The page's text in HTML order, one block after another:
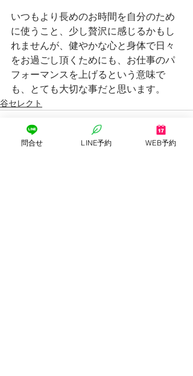
いつもより長めのお時間を自分のため
に使うこと、少し贅沢に感じるかもし
れませんが、健やかな心と身体で日々
をお過ごし頂くためにも、お仕事のパ
フォーマンスを上げるという意味で
も、とても大切な事だと思います。
谷セレクト
問合せ LINE予約 WEB予約